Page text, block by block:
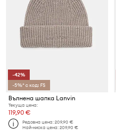
-42%
-5%* с код: FS
Вълнена шапка Lanvin
Текуща цена:
119,90 €
Редовна цена:209,90 €
Най-ниска цена:209,90 €